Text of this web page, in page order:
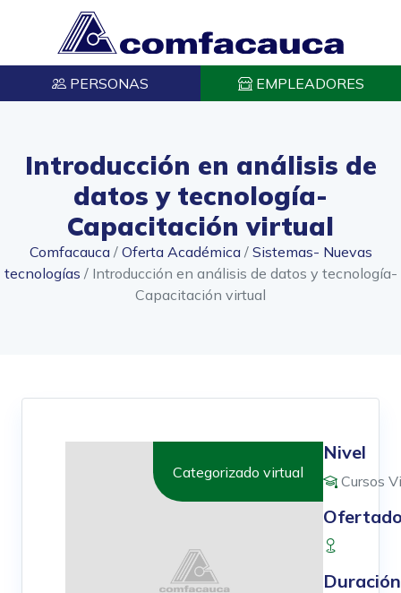
PERSONAS EMPLEADORES
Introducción en análisis de
datos y tecnología-
Capacitación virtual
Comfacauca/ Oferta Académica/ Sistemas- Nuevas
tecnologías / Introducción en análisis de datos y tecnología-
Capacitación virtual
Categorizado virtual
Nivel
Cursos
Duración